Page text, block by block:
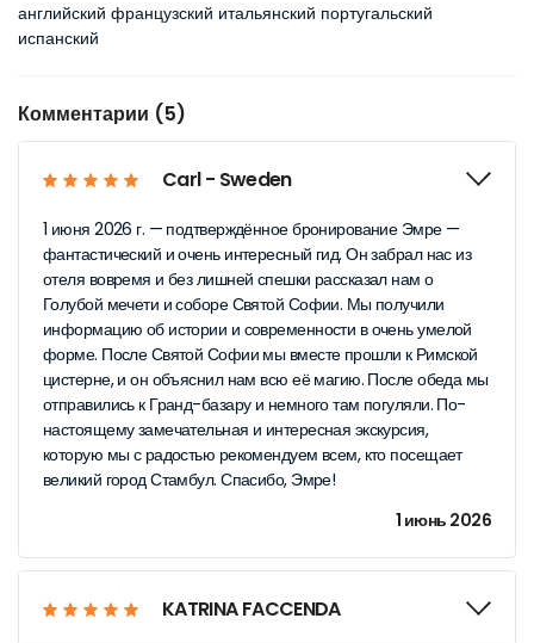
английский французский итальянский португальский
испанский
Комментарии (5)
Carl - Sweden
1 июня 2026 г. — подтверждённое бронирование Эмре —
фантастический и очень интересный гид. Он забрал нас из
отеля вовремя и без лишней спешки рассказал нам о
Голубой мечети и соборе Святой Софии. Мы получили
информацию об истории и современности в очень умелой
форме. После Святой Софии мы вместе прошли к Римской
цистерне, и он объяснил нам всю её магию. После обеда мы
отправились к Гранд-базару и немного там погуляли. По-
настоящему замечательная и интересная экскурсия,
которую мы с радостью рекомендуем всем, кто посещает
великий город Стамбул. Спасибо, Эмре!
1 июнь 2026
KATRINA FACCENDA